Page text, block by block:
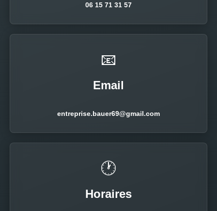
06 15 71 31 57
📧
Email
entreprise.bauer69@gmail.com
🕐
Horaires